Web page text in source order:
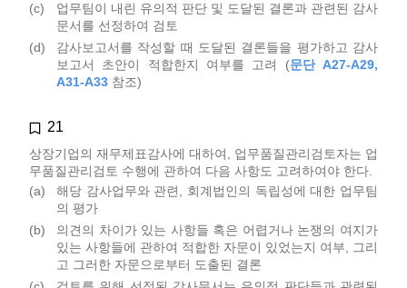
(c)
업무팀이 내린 유의적 판단 및 도달된 결론과 관련된 감사
문서를 선정하여 검토
(d)
감사보고서를 작성할 때 도달된 결론들을 평가하고 감사
보고서 초안이 적합한지 여부를 고려 (문단 A27-A29,
A31-A33 참조)
21
상장기업의 재무제표감사에 대하여, 업무품질관리검토자는 업
무품질관리검토 수행에 관하여 다음 사항도 고려하여야 한다.
(a)
해당 감사업무와 관련, 회계법인의 독립성에 대한 업무팀
의 평가
(b)
의견의 차이가 있는 사항들 혹은 어렵거나 논쟁의 여지가
있는 사항들에 관하여 적합한 자문이 있었는지 여부, 그리
고 그러한 자문으로부터 도출된 결론